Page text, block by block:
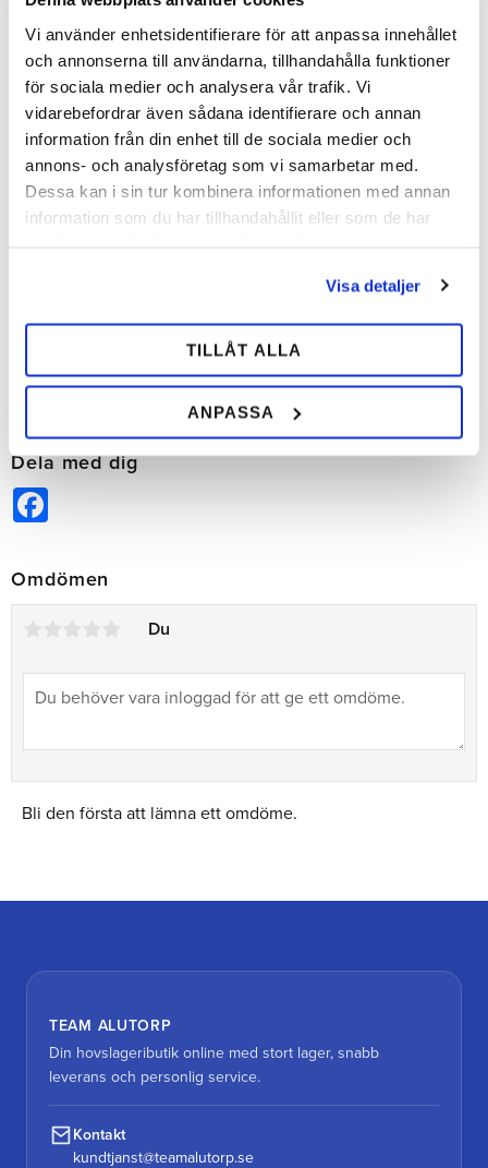
Vi använder enhetsidentifierare för att anpassa innehållet
och annonserna till användarna, tillhandahålla funktioner
för sociala medier och analysera vår trafik. Vi
vidarebefordrar även sådana identifierare och annan
information från din enhet till de sociala medier och
annons- och analysföretag som vi samarbetar med.
Dessa kan i sin tur kombinera informationen med annan
information som du har tillhandahållit eller som de har
Visa detaljer
TILLÅT ALLA
ANPASSA
Vaillant
​För montering av Michel Vaillant​s
gräsbrodd samt för att rensa bort
Lägg till i önskelista
Dela med dig
Omdömen
Du
Bli den första att lämna ett omdöme.
TEAM ALUTORP
Din hovslageributik online med stort lager, snabb
leverans och personlig service.
Kontakt
kundtjanst@teamalutorp.se